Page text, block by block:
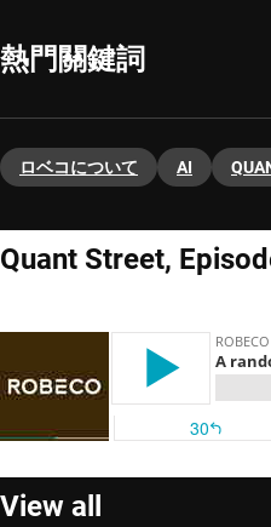
熱門關鍵詞
ロベコについて AI
Quant Street,
View all